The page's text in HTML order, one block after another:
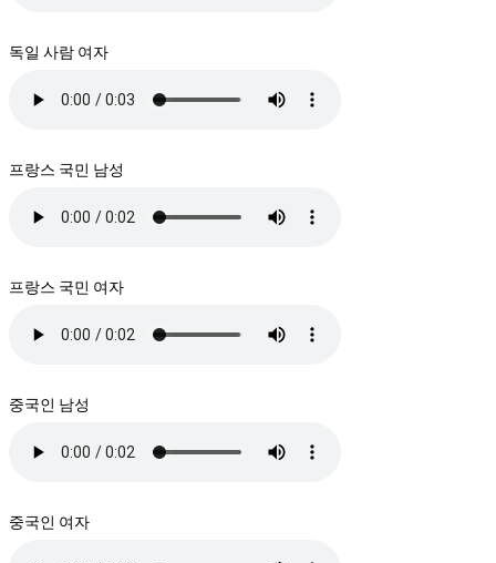
독일 사람 여자
프랑스 국민 남성
프랑스 국민 여자
중국인 남성
중국인 여자